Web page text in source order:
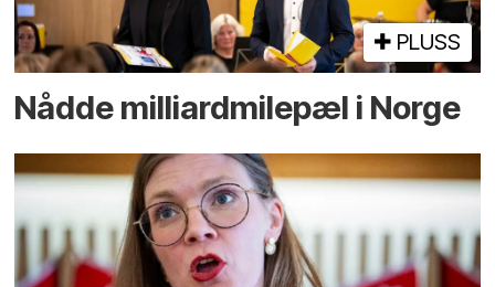
PLUSS
Nådde milliard­­milepæl i Norge